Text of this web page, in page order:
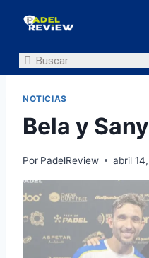
NOTICIAS
Bela y
Por PadelReview abril